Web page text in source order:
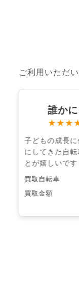
ご利用いただ
誰か
子どもの成長
にしてきた自
とが嬉しいです
買取自転車
買取金額